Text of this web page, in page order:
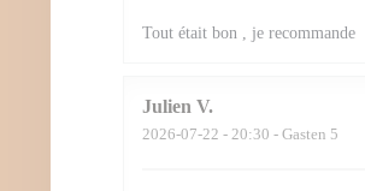
Tout était bon , je recommande
Julien V
2026-07-22 - 20:30 - Gasten 5